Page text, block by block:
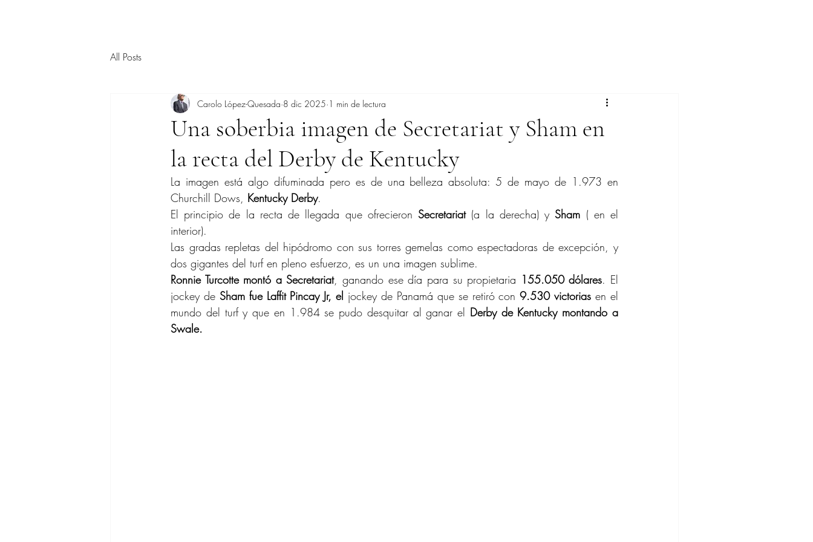
All Posts
Una soberbia imagen de Secretariat y Sham en
la recta del Derby de Kentucky
Carolo López-Quesada 8 dic 2025 1 min de lectura
La imagen está algo difuminada pero es de una belleza absoluta: 5 de mayo de 1.973 en
Churchill Dows, Kentucky Derby.
El principio de la recta de llegada que ofrecieron Secretariat (a la derecha) y Sham ( en el
interior).
Las gradas repletas del hipódromo con sus torres gemelas como espectadoras de excepción, y
dos gigantes del turf en pleno esfuerzo, es un una imagen sublime.
Ronnie Turcotte montó a Secretariat, ganando ese día para su propietaria 155.050 dólares. El
jockey de Sham fue Laffit Pincay Jr, el jockey de Panamá que se retiró con 9.530 victorias en el
mundo del turf y que en 1.984 se pudo desquitar al ganar el Derby de Kentucky montando a
Swale.